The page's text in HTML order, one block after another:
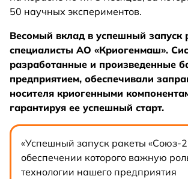
50 научных экспериментов.
Весомый вклад в успешный запуск
специалисты АО «Криогенмаш».
разработанные и произведенные
предприятием, обеспечивали
носителя криогенными
гарантируя ее успешный старт.
«Успешный запуск ракеты «Союз-
обеспечении которого важную
технологии нашего предприятия